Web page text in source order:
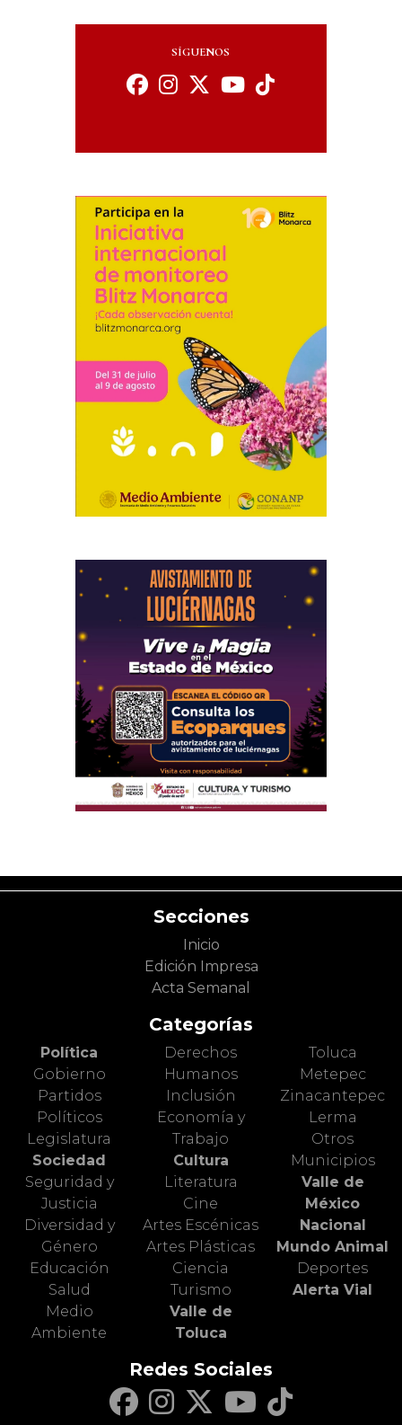
SÍGUENOS
Secciones
Inicio
Edición Impresa
Acta Semanal
Categorías
Política
Gobierno
Partidos
Políticos
Legislatura
Sociedad
Seguridad y
Justicia
Diversidad y
Género
Educación
Salud
Medio
Ambiente
Derechos
Humanos
Inclusión
Economía y
Trabajo
Cultura
Literatura
Cine
Artes Escénicas
Artes Plásticas
Ciencia
Turismo
Valle de
Toluca
Toluca
Metepec
Zinacantepec
Lerma
Otros
Municipios
Valle de
México
Nacional
Mundo Animal
Deportes
Alerta Vial
Redes Sociales